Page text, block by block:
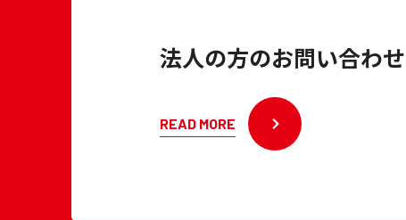
法人の方のお問い合わせ
READ MORE